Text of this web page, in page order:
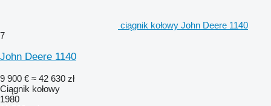
ciągnik kołowy John Deere 1140
7
John Deere 1140
9 900 € ≈ 42 630 zł
Ciągnik kołowy
1980